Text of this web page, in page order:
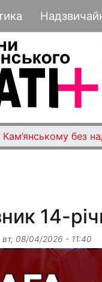
Кам’янському без
14-
вт, 08/04/2026 - 11:40